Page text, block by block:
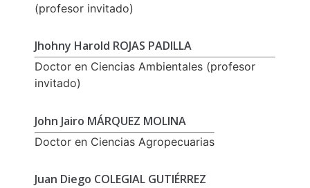
(profesor invitado)
Jhohny Harold ROJAS PADILLA
Doctor en Ciencias Ambientales (profesor
invitado)
John Jairo MÁRQUEZ MOLINA
Doctor en Ciencias Agropecuarias
Juan Diego COLEGIAL GUTIÉRREZ